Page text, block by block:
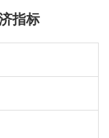
指标